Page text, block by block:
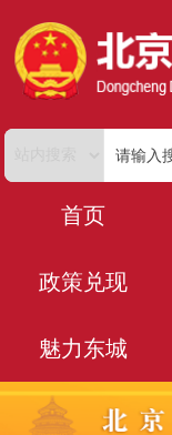
首页
政策兑现
魅力东城